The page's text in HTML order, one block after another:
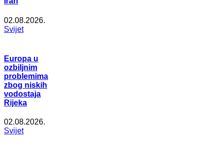
02.08.2026.
Svijet
Europa u
ozbiljnim
problemima
zbog niskih
vodostaja
Rijeka
02.08.2026.
Svijet